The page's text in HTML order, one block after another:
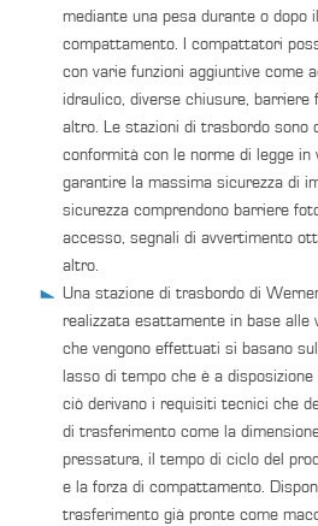
mediante una pesa durante o dopo
compattamento. I compattatori
con varie funzioni aggiuntive come
idraulico, diverse chiusure,
altro. Le stazioni di trasbordo sono
conformità con le norme di legge in
garantire la massima sicurezza di
sicurezza comprendono barriere
accesso, segnali di avvertimento
altro.
Una stazione di trasbordo di
realizzata esattamente in base alle
che vengono effettuati si basano
lasso di tempo che è a
ciò derivano i requisiti tecnici che
di trasferimento come la
pressatura, il tempo di ciclo del
e la forza di compattamento.
trasferimento già pronte come